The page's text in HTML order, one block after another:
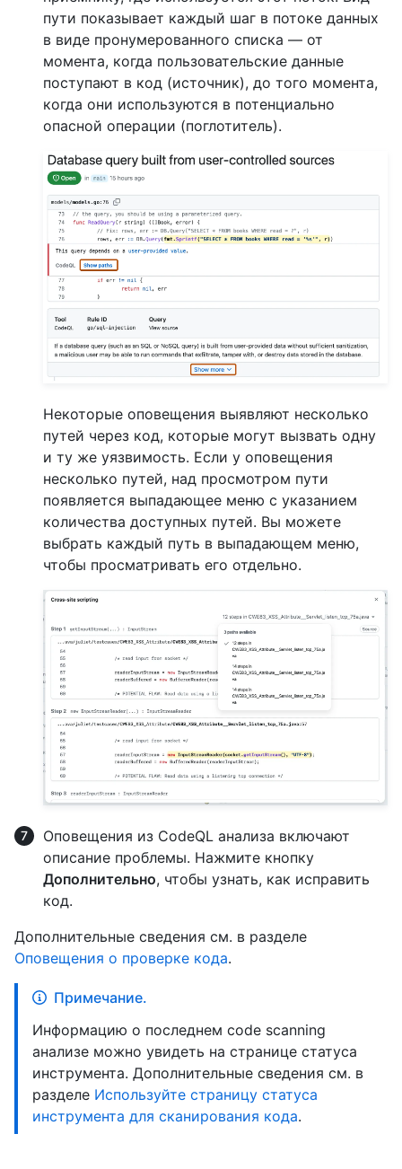
пути показывает каждый шаг в потоке данных
в виде пронумерованного списка — от
момента, когда пользовательские данные
поступают в код (источник), до того момента,
когда они используются в потенциально
опасной операции (поглотитель).
Некоторые оповещения выявляют несколько
путей через код, которые могут вызвать одну
и ту же уязвимость. Если у оповещения
несколько путей, над просмотром пути
появляется выпадающее меню с указанием
количества доступных путей. Вы можете
выбрать каждый путь в выпадающем меню,
чтобы просматривать его отдельно.
Оповещения из CodeQL анализа включают
описание проблемы. Нажмите кнопку
Дополнительно, чтобы узнать, как исправить
код.
Дополнительные сведения см. в разделе
Оповещения о проверке кода.
Примечание.
Информацию о последнем code scanning
анализе можно увидеть на странице статуса
инструмента. Дополнительные сведения см. в
разделе Используйте страницу статуса
инструмента для сканирования кода.